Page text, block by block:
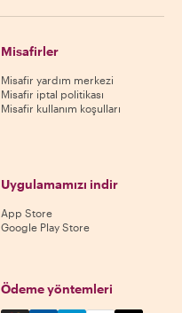
Misafirler
Misafir yardım merkezi
Misafir iptal politikası
Misafir kullanım koşulları
Uygulamamızı indir
App Store
Google Play Store
Ödeme yöntemleri